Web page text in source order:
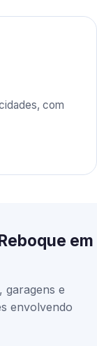
com
em
garagens e
envolvendo